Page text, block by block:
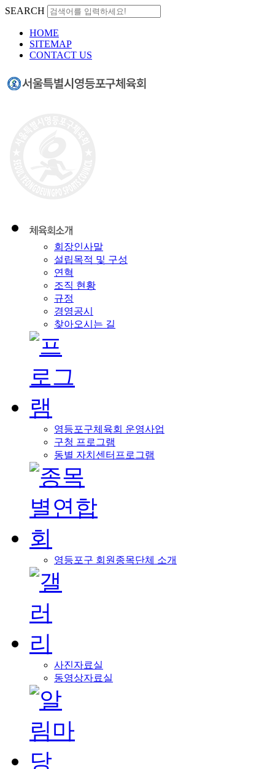
SEARCH
HOME
SITEMAP
CONTACT US
회장인사말
설립목적 및 구성
연혁
조직 현황
규정
경영공시
찾아오시는 길
영등포구체육회 운영사업
구청 프로그램
동별 자치센터프로그램
영등포구 회원종목단체 소개
사진자료실
동영상자료실